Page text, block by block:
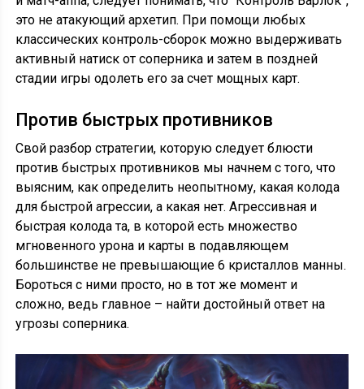
это не атакующий архетип. При помощи любых
классических контроль-сборок можно выдерживать
активный натиск от соперника и затем в поздней
стадии игры одолеть его за счет мощных карт.
Против быстрых противников
Свой разбор стратегии, которую следует блюсти
против быстрых противников мы начнем с того, что
выясним, как определить неопытному, какая колода
для быстрой агрессии, а какая нет. Агрессивная и
быстрая колода та, в которой есть множество
мгновенного урона и карты в подавляющем
большинстве не превышающие 6 кристаллов манны.
Бороться с ними просто, но в тот же момент и
сложно, ведь главное – найти достойный ответ на
угрозы соперника.